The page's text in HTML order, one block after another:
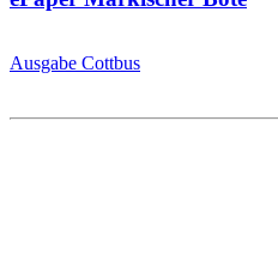
Ausgabe Cottbus